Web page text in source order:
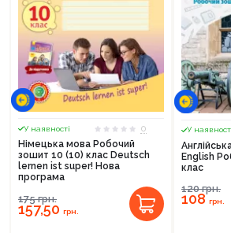
У наявності
0
Німецька мова Робочий
зошит 10 (10) клас Deutsch
lernen ist super! Нова
програма
175грн.
157,50 грн.
У
English
клас
120грн.
108грн.
Продовжити
Оформити